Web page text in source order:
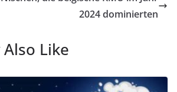
2024 dominierten
Like